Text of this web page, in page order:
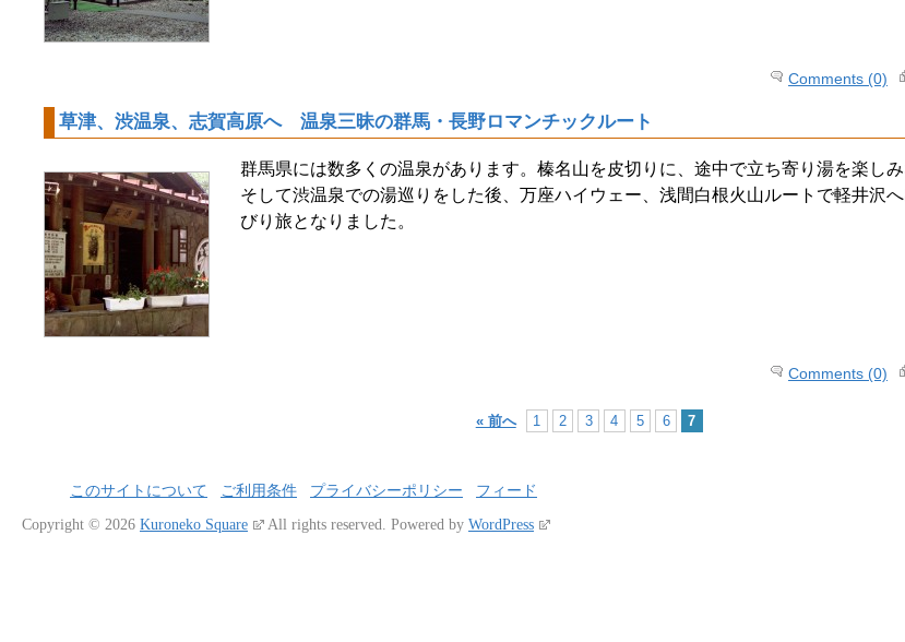
Comments (0)
草津、渋温泉、志賀高原へ 温泉三昧の群馬・長野ロマンチックルート
群馬県には数多くの温泉があります。榛名山を皮切りに、途中で立ち寄り湯を楽しみ
そして渋温泉での湯巡りをした後、万座ハイウェー、浅間白根火山ルートで軽井沢
びり旅となりました。
Comments (0)
« 前へ 1 2 3 4 5 6 7
このサイトについて ご利用条件 プライバシーポリシー フィード
Copyright © 2026 Kuroneko Square All rights reserved. Powered by WordPress